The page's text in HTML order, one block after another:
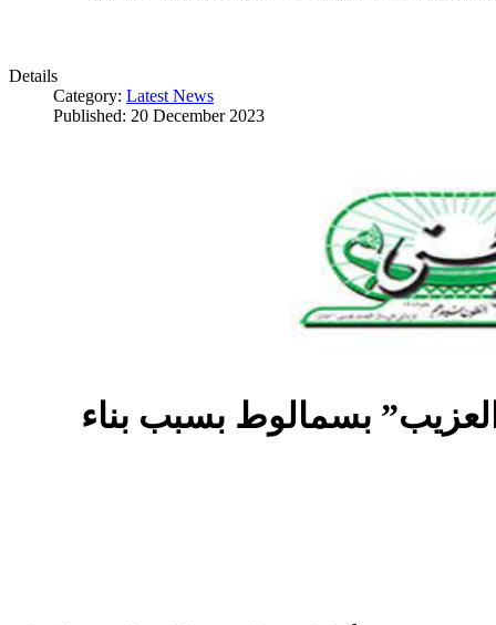
Details
Category: Latest News
Published: 20 December 2023
بسمالوط بسبب بناء